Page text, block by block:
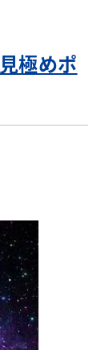
極めポ